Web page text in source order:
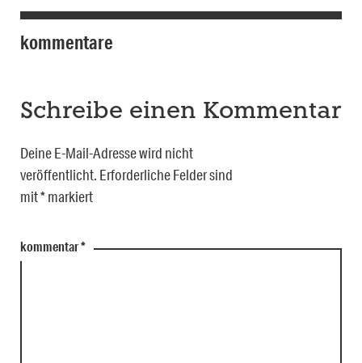
kommentare
Schreibe einen Kommentar
Deine E-Mail-Adresse wird nicht
veröffentlicht. Erforderliche Felder sind
mit*markiert
kommentar*